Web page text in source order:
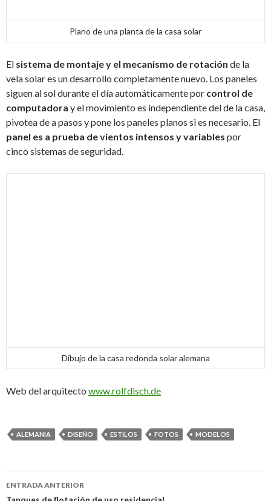
Plano de una planta de la casa solar
El sistema de montaje y el mecanismo de rotación de la
vela solar es un desarrollo completamente nuevo. Los paneles
siguen al sol durante el día automáticamente por control de
computadora y el movimiento es independiente del de la casa,
pivotea de a pasos y pone los paneles planos si es necesario. El
panel es a prueba de vientos intensos y variables por
cinco sistemas de seguridad.
Dibujo de la casa redonda solar alemana
Web del arquitecto www.rolfdisch.de
ALEMANIA DISEÑO ESTILOS FOTOS MODELOS
ENTRADA ANTERIOR